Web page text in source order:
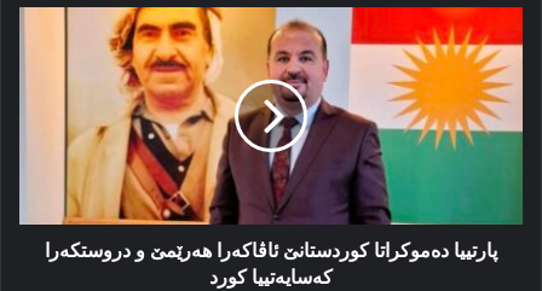
پارتییا
دەموکراتا
کوردستانێ
ئاڤاکەرا
هەرێمێ
و
کورد
پارتییا دەموکراتا کوردستانێ ئاڤاکەرا هەرێمێ و دروستکەرا
کەسایەتییا کورد